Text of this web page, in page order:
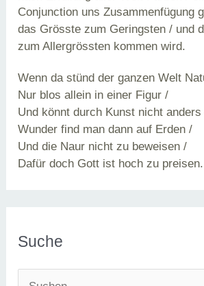
Conjunction uns Zusammenfügung
das Grösste zum Geringsten / und
zum Allergrössten kommen wird.
Wenn da stünd der ganzen Welt
Nur blos allein in einer Figur /
Und könnt durch Kunst nicht
Wunder find man dann auf Erden /
Und die Naur nicht zu beweisen /
Dafür doch Gott ist hoch zu preisen.
Suche